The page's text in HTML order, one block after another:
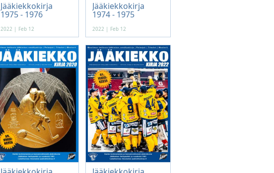
Jääkiekkokirja
1975 - 1976
2022 | Feb 12
Jääkiekkokirja
1974 - 1975
2022 | Feb 12